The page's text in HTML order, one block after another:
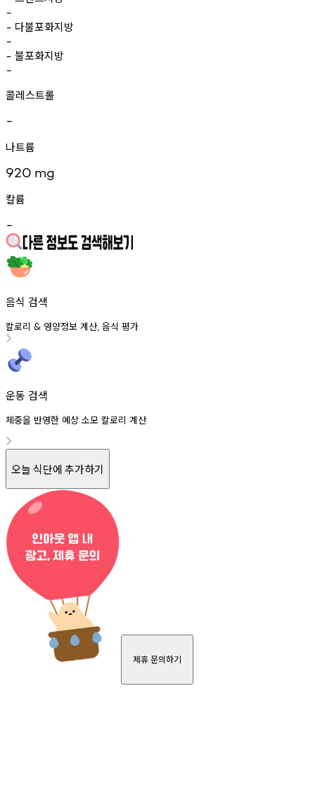
-
- 다불포화지방
-
- 불포화지방
-
콜레스트롤
-
나트륨
920 mg
칼륨
-
음식 검색
칼로리 & 영양정보 계산, 음식 평가
운동 검색
체중을 반영한 예상 소모 칼로리 계산
오늘 식단에 추가하기
제휴 문의하기